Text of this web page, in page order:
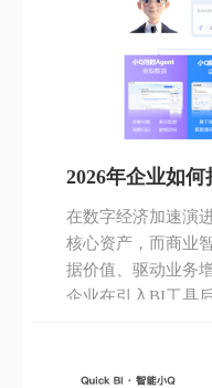
2026年企业如
Quick BI看智能
在数字经济加速演
核心资产，而商业
据价值、驱动业务
企业在引入BI工具
“用数”再到“驱动”